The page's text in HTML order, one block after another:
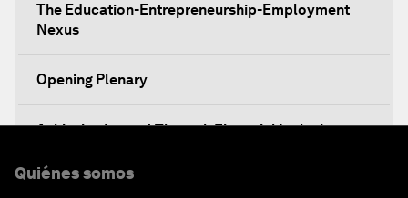
The Education-Entrepreneurship-Employment
Nexus
Opening Plenary
Achieving Impact Through Financial Inclusion
Decision-Making in a Disruptive World
Quiénes somos